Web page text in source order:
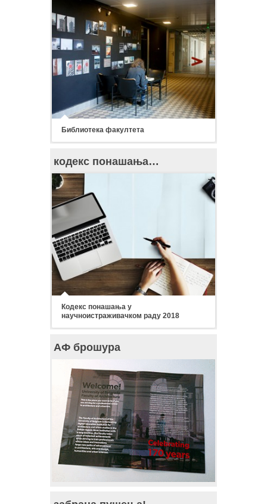
Библиотека факултета
кодекс понашања…
Кодекс понашања у
научноистраживачком раду 2018
АФ брошура